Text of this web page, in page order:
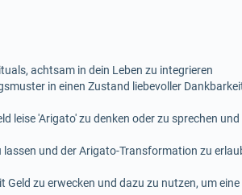
achtsam in dein Leben zu integrieren
in einen Zustand liebevoller
leise 'Arigato' zu denken oder zu sprechen
und der Arigato-Transformation zu
zu erwecken und dazu zu nutzen, um